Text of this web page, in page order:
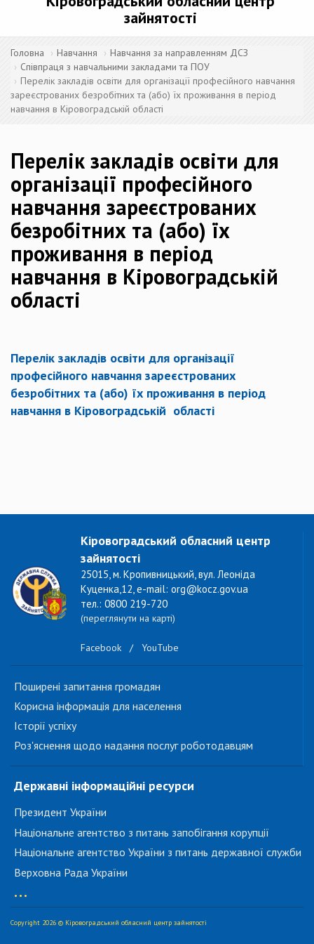
зайнятості
Головна Навчання
Навчання за направленням ДСЗ
Співпраця з навчальними закладами та ПОУ
Перелік закладів освіти для організації професійного навчання
зареєстрованих безробітних та (або) їх проживання в період
навчання в Кіровоградській області
Перелік закладів освіти для
організації професійного
навчання зареєстрованих
безробітних та (або) їх
проживання в період
навчання в Кіровоградській
області
Перелік закладів освіти для організації
професійного навчання зареєстрованих
безробітних та (або) їх проживання в період
навчання в Кіровоградській області
Кіровоградський обласний центр
зайнятості
25015, м. Кропивницький, вул. Леоніда
Куценка,12, e-mail: org@kocz.gov.ua
тел.: 0800 219-720
(переглянути на карті)
Facebook / YouTube
Поширені запитання громадян
Корисна інформація для населення
Історії успіху
Роз'яснення щодо надання послуг роботодавцям
Державні інформаційні ресурси
Президент України
Національне агентство з питань запобігання корупції
Національне агентство України з питань державної служби
Верховна Рада України
...
Copyright 2026 © Кіровоградський обласний центр зайнятості